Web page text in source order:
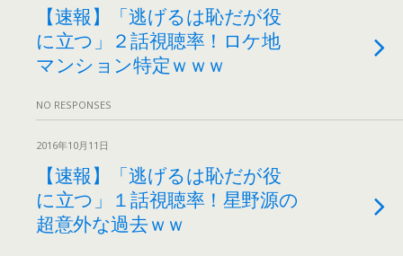
【速報】「逃げるは恥だが役
に立つ」２話視聴率！ロケ地
マンション特定ｗｗｗ
NO RESPONSES
2016年10月11日
【速報】「逃げるは恥だが役
に立つ」１話視聴率！星野源の
超意外な過去ｗｗ